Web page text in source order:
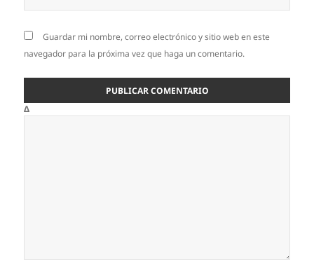
Guardar mi nombre, correo electrónico y sitio web en este
navegador para la próxima vez que haga un comentario.
Δ